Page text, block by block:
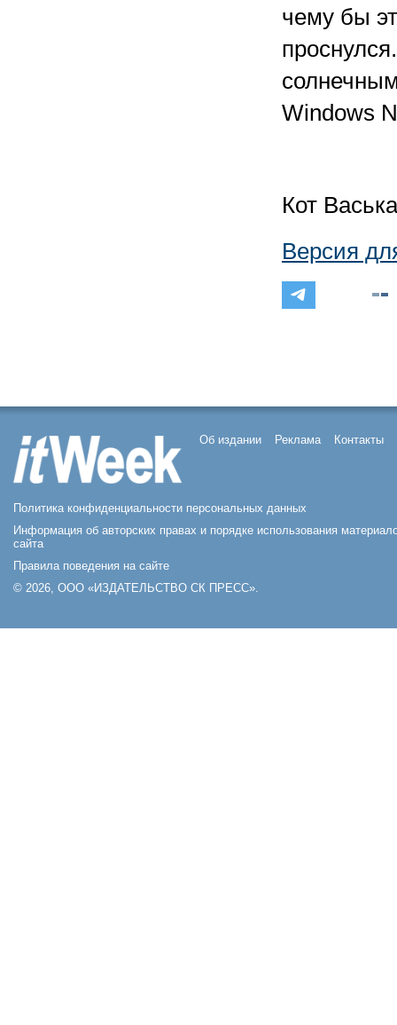
чему бы
Windows
Кот Васька
Версия
Об издании Реклама Контакты
Политика конфиденциальности персональных данных
Информация об авторских правах и порядке использования
сайта
Правила поведения на сайте
© 2026, ООО «ИЗДАТЕЛЬСТВО СК ПРЕСС».